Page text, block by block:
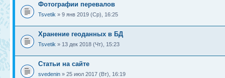
Фотографии перевалов
Tsvetik » 9 янв 2019 (Ср), 16:25
Хранение геоданных в БД
Tsvetik » 13 дек 2018 (Чт), 15:23
Статьи на сайте
svedenin » 25 июл 2017 (Вт), 16:19